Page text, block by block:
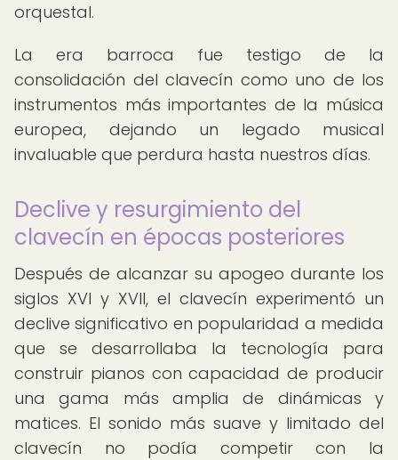
orquestal.
La era barroca fue testigo de la
consolidación del clavecín como uno de los
instrumentos más importantes de la música
europea, dejando un legado musical
invaluable que perdura hasta nuestros días.
Declive y resurgimiento del
clavecín en épocas posteriores
Después de alcanzar su apogeo durante los
siglos XVI y XVII, el clavecín experimentó un
declive significativo en popularidad a medida
que se desarrollaba la tecnología para
construir pianos con capacidad de producir
una gama más amplia de dinámicas y
matices. El sonido más suave y limitado del
clavecín no podía competir con la